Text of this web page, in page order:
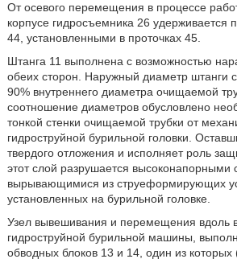
От осевого перемещения в процессе
корпусе гидросъемника 26 удерживается
44, установленными в проточках 45.
Штанга 11 выполнена с возможностью
обеих сторон. Наружный диаметр штанги
90% внутреннего диаметра очищаемой
соотношение диаметров обусловлено
тонкой стенки очищаемой трубки от
гидроструйной бурильной головки.
твердого отложения и исполняет роль
этот слой разрушается высоконапорными
вырывающимися из струеформирующих
установленных на бурильной головке.
Узел вывешивания и перемещения вдоль
гидроструйной бурильной машины,
обводных блоков 13 и 14, один из